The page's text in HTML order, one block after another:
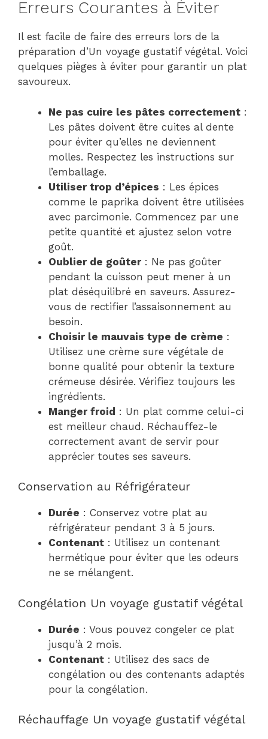
Erreurs Courantes à Éviter
Il est facile de faire des erreurs lors de la
préparation d’Un voyage gustatif végétal. Voici
quelques pièges à éviter pour garantir un plat
savoureux.
Ne pas cuire les pâtes correctement :
Les pâtes doivent être cuites al dente
pour éviter qu’elles ne deviennent
molles. Respectez les instructions sur
l’emballage.
Utiliser trop d’épices : Les épices
comme le paprika doivent être utilisées
avec parcimonie. Commencez par une
petite quantité et ajustez selon votre
goût.
Oublier de goûter: Ne pas goûter
pendant la cuisson peut mener à un
plat déséquilibré en saveurs. Assurez-
vous de rectifier l’assaisonnement au
besoin.
Choisir le mauvais type de crème :
Utilisez une crème sure végétale de
bonne qualité pour obtenir la texture
crémeuse désirée. Vérifiez toujours les
ingrédients.
Manger froid : Un plat comme celui-ci
est meilleur chaud. Réchauffez-le
correctement avant de servir pour
apprécier toutes ses saveurs.
Conservation au Réfrigérateur
Durée : Conservez votre plat au
réfrigérateur pendant 3 à 5 jours.
Contenant : Utilisez un contenant
hermétique pour éviter que les odeurs
ne se mélangent.
Congélation Un voyage gustatif végétal
Durée : Vous pouvez congeler ce plat
jusqu’à 2 mois.
Contenant : Utilisez des sacs de
congélation ou des contenants adaptés
pour la congélation.
Réchauffage Un voyage gustatif végétal